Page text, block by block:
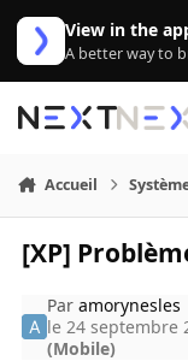
Aller au contenu
View in the
A better way to
Accueil
[XP]
Paramorynesles
le 24 septembre
(Mobile)